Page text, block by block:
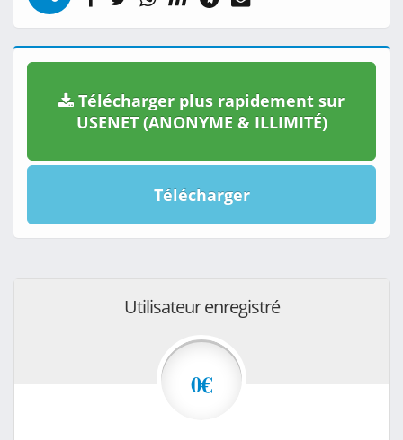
Télécharger plus rapidement sur
USENET (ANONYME & ILLIMITÉ)
Télécharger
Utilisateur enregistré
0€